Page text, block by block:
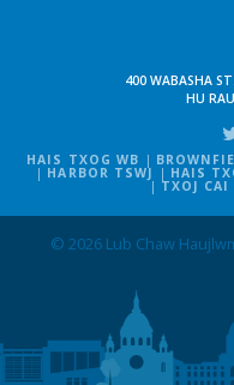
400 WABASHA
HU
HAIS TXOG WB
HARBOR TSWJ HAIS
TXOJ
© 2026 Lub Chaw